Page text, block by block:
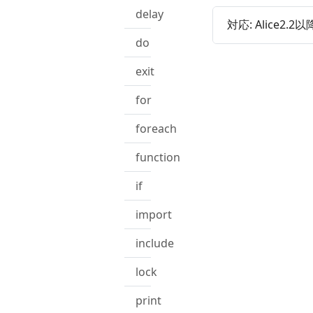
delay
do
exit
for
foreach
function
if
import
include
lock
print
対応: Alice2.2以